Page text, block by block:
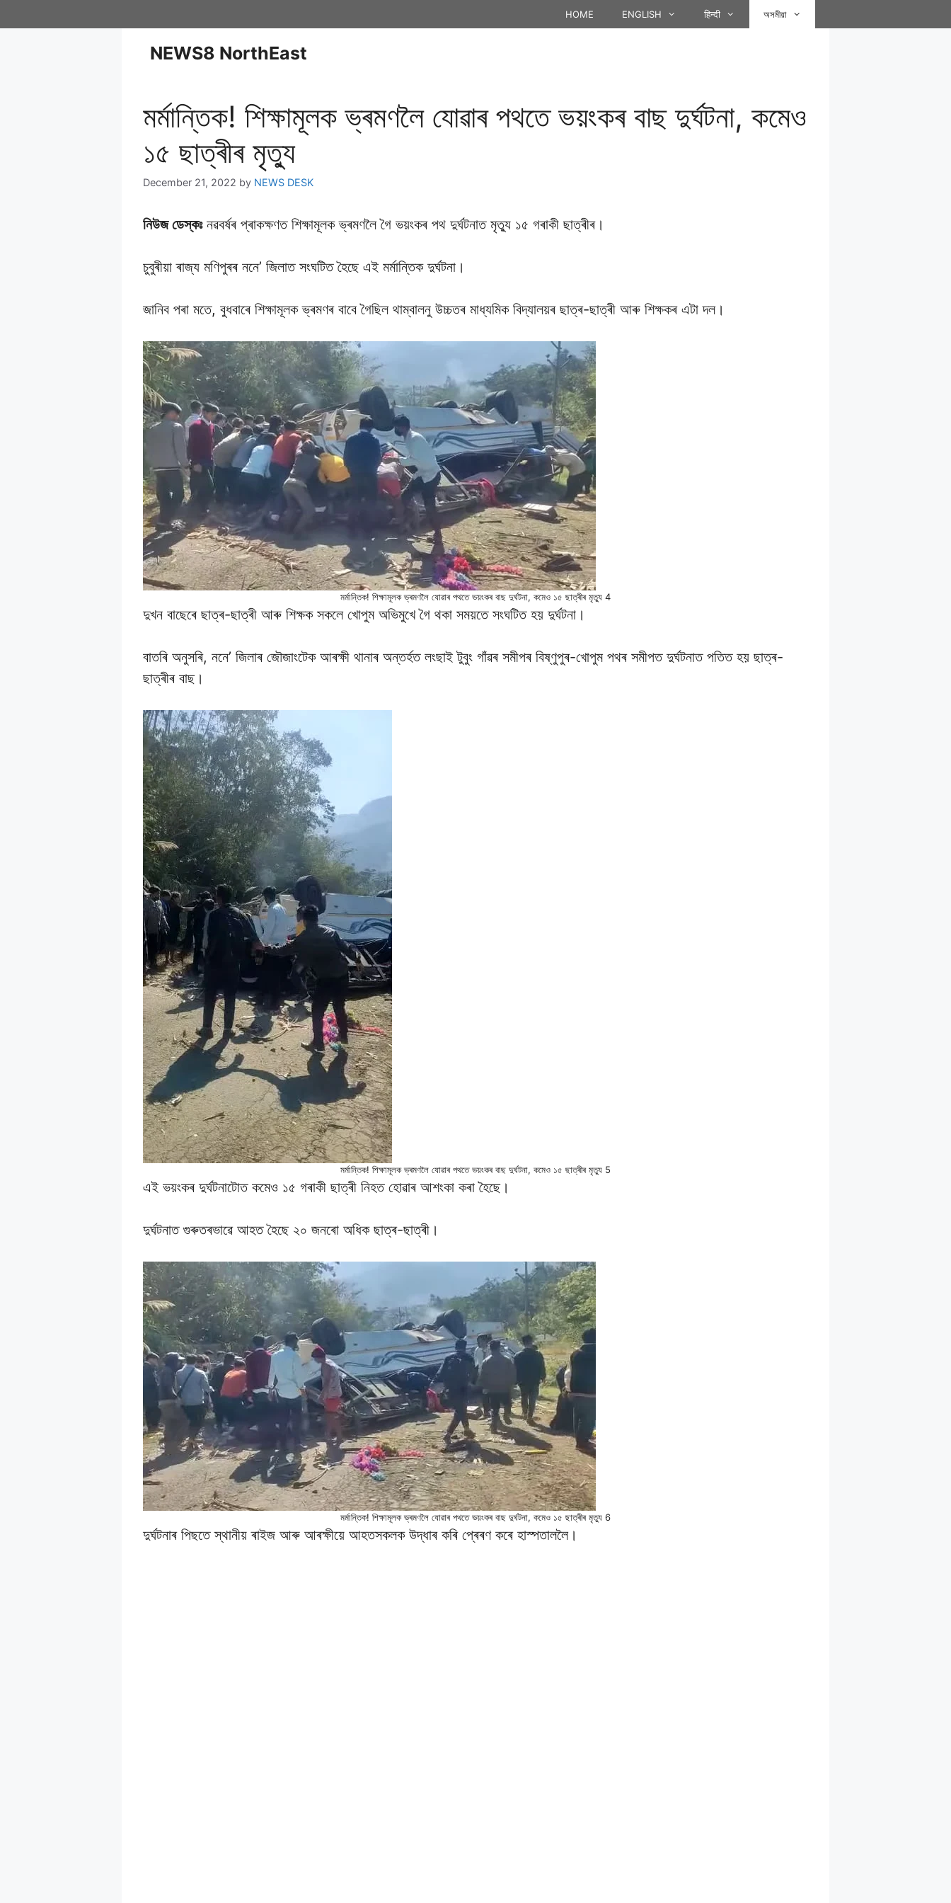
HOME ENGLISH हिन्दी অসমীয়া
NEWS8 NorthEast
মৰ্মান্তিক! শিক্ষামূলক ভ্ৰমণলৈ যোৱাৰ পথতে ভয়ংকৰ বাছ দুৰ্ঘটনা, কমেও
১৫ ছাত্ৰীৰ মৃত্যু
December 21, 2022 by NEWS DESK
নিউজ ডেস্কঃনৱবৰ্ষৰ প্ৰাকক্ষণত শিক্ষামূলক ভ্ৰমণলৈ গৈ ভয়ংকৰ পথ দুৰ্ঘটনাত মৃত্যু ১৫ গৰাকী ছাত্ৰীৰ।
চুবুৰীয়া ৰাজ্য মণিপুৰৰ ননে’ জিলাত সংঘটিত হৈছে এই মৰ্মান্তিক দুৰ্ঘটনা।
জানিব পৰা মতে, বুধবাৰে শিক্ষামূলক ভ্ৰমণৰ বাবে গৈছিল থাম্বালনু উচ্চতৰ মাধ্যমিক বিদ্যালয়ৰ ছাত্ৰ-ছাত্ৰী আৰু শিক্ষকৰ এটা দল।
মৰ্মান্তিক! শিক্ষামূলক ভ্ৰমণলৈ যোৱাৰ পথতে ভয়ংকৰ বাছ দুৰ্ঘটনা, কমেও ১৫ ছাত্ৰীৰ মৃত্যু 4
দুখন বাছেৰে ছাত্ৰ-ছাত্ৰী আৰু শিক্ষক সকলে খোপুম অভিমুখে গৈ থকা সময়তে সংঘটিত হয় দুৰ্ঘটনা।
বাতৰি অনুসৰি, ননে’ জিলাৰ জৌজাংটেক আৰক্ষী থানাৰ অন্তৰ্হত লংছাই টুবুং গাঁৱৰ সমীপৰ বিষ্ণুপুৰ-খোপুম পথৰ সমীপত দুৰ্ঘটনাত পতিত হয় ছাত্ৰ-
ছাত্ৰীৰ বাছ।
মৰ্মান্তিক! শিক্ষামূলক ভ্ৰমণলৈ যোৱাৰ পথতে ভয়ংকৰ বাছ দুৰ্ঘটনা, কমেও ১৫ ছাত্ৰীৰ মৃত্যু 5
এই ভয়ংকৰ দুৰ্ঘটনাটোত কমেও ১৫ গৰাকী ছাত্ৰী নিহত হোৱাৰ আশংকা কৰা হৈছে।
দুৰ্ঘটনাত গুৰুতৰভাৱে আহত হৈছে ২০ জনৰো অধিক ছাত্ৰ-ছাত্ৰী।
মৰ্মান্তিক! শিক্ষামূলক ভ্ৰমণলৈ যোৱাৰ পথতে ভয়ংকৰ বাছ দুৰ্ঘটনা, কমেও ১৫ ছাত্ৰীৰ মৃত্যু 6
দুৰ্ঘটনাৰ পিছতে স্থানীয় ৰাইজ আৰু আৰক্ষীয়ে আহতসকলক উদ্ধাৰ কৰি প্ৰেৰণ কৰে হাস্পতাললৈ।